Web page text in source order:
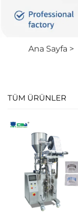
Ana Sayfa >
TÜM ÜRÜNLER